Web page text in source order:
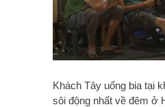
Khách Tây uống bia tại
sôi động nhất về đêm ở